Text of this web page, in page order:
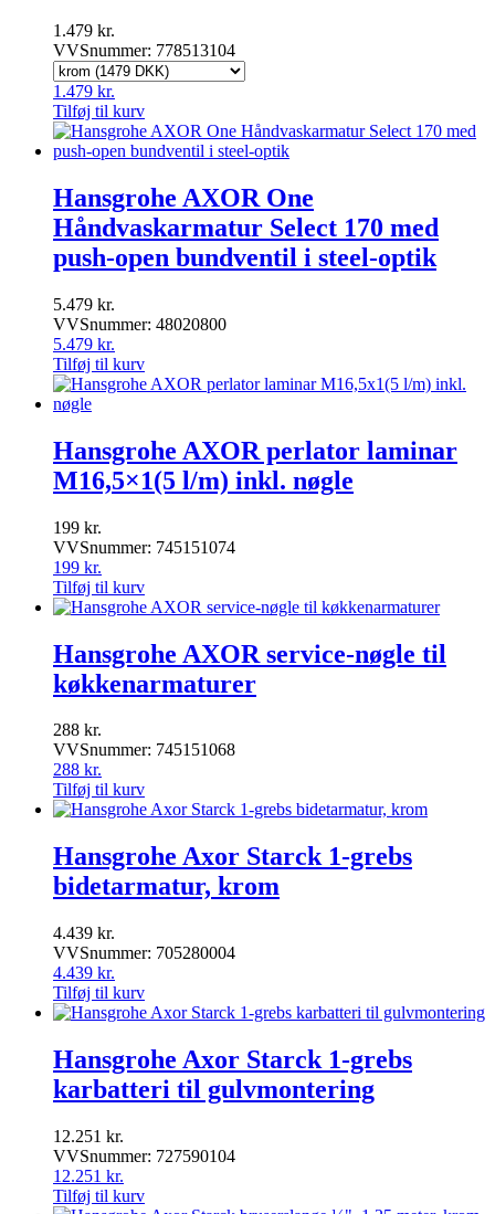
1.479 kr.
VVSnummer: 778513104
1.479 kr.
Tilføj til kurv
Hansgrohe AXOR One
Håndvaskarmatur Select 170 med
push-open bundventil i steel-optik
5.479 kr.
VVSnummer: 48020800
5.479 kr.
Tilføj til kurv
Hansgrohe AXOR perlator laminar
M16,5×1(5 l/m) inkl. nøgle
199 kr.
VVSnummer: 745151074
199 kr.
Tilføj til kurv
Hansgrohe AXOR service-nøgle til
køkkenarmaturer
288 kr.
VVSnummer: 745151068
288 kr.
Tilføj til kurv
Hansgrohe Axor Starck 1-grebs
bidetarmatur, krom
4.439 kr.
VVSnummer: 705280004
4.439 kr.
Tilføj til kurv
Hansgrohe Axor Starck 1-grebs
karbatteri til gulvmontering
12.251 kr.
VVSnummer: 727590104
12.251 kr.
Tilføj til kurv